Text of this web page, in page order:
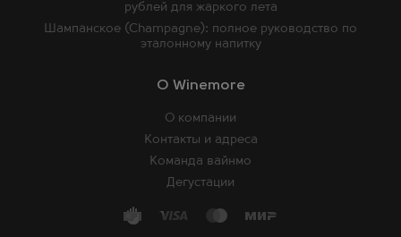
O Winemore
О компании
Контакты и адреса
Команда вайнмо
Дегустации
рублей для жаркого лета
Шампанское (Champagne): полное руководство по
эталонному напитку